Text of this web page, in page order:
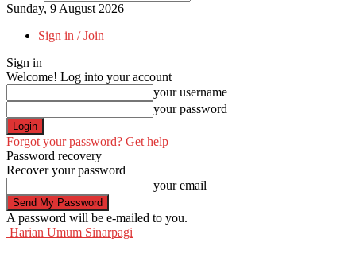
Sunday, 9 August 2026
Sign in / Join
Sign in
Welcome! Log into your account
your username
your password
Forgot your password? Get help
Password recovery
Recover your password
your email
A password will be e-mailed to you.
Harian Umum Sinarpagi